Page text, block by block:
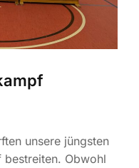
unsere jüngsten
bestreiten. Obwohl